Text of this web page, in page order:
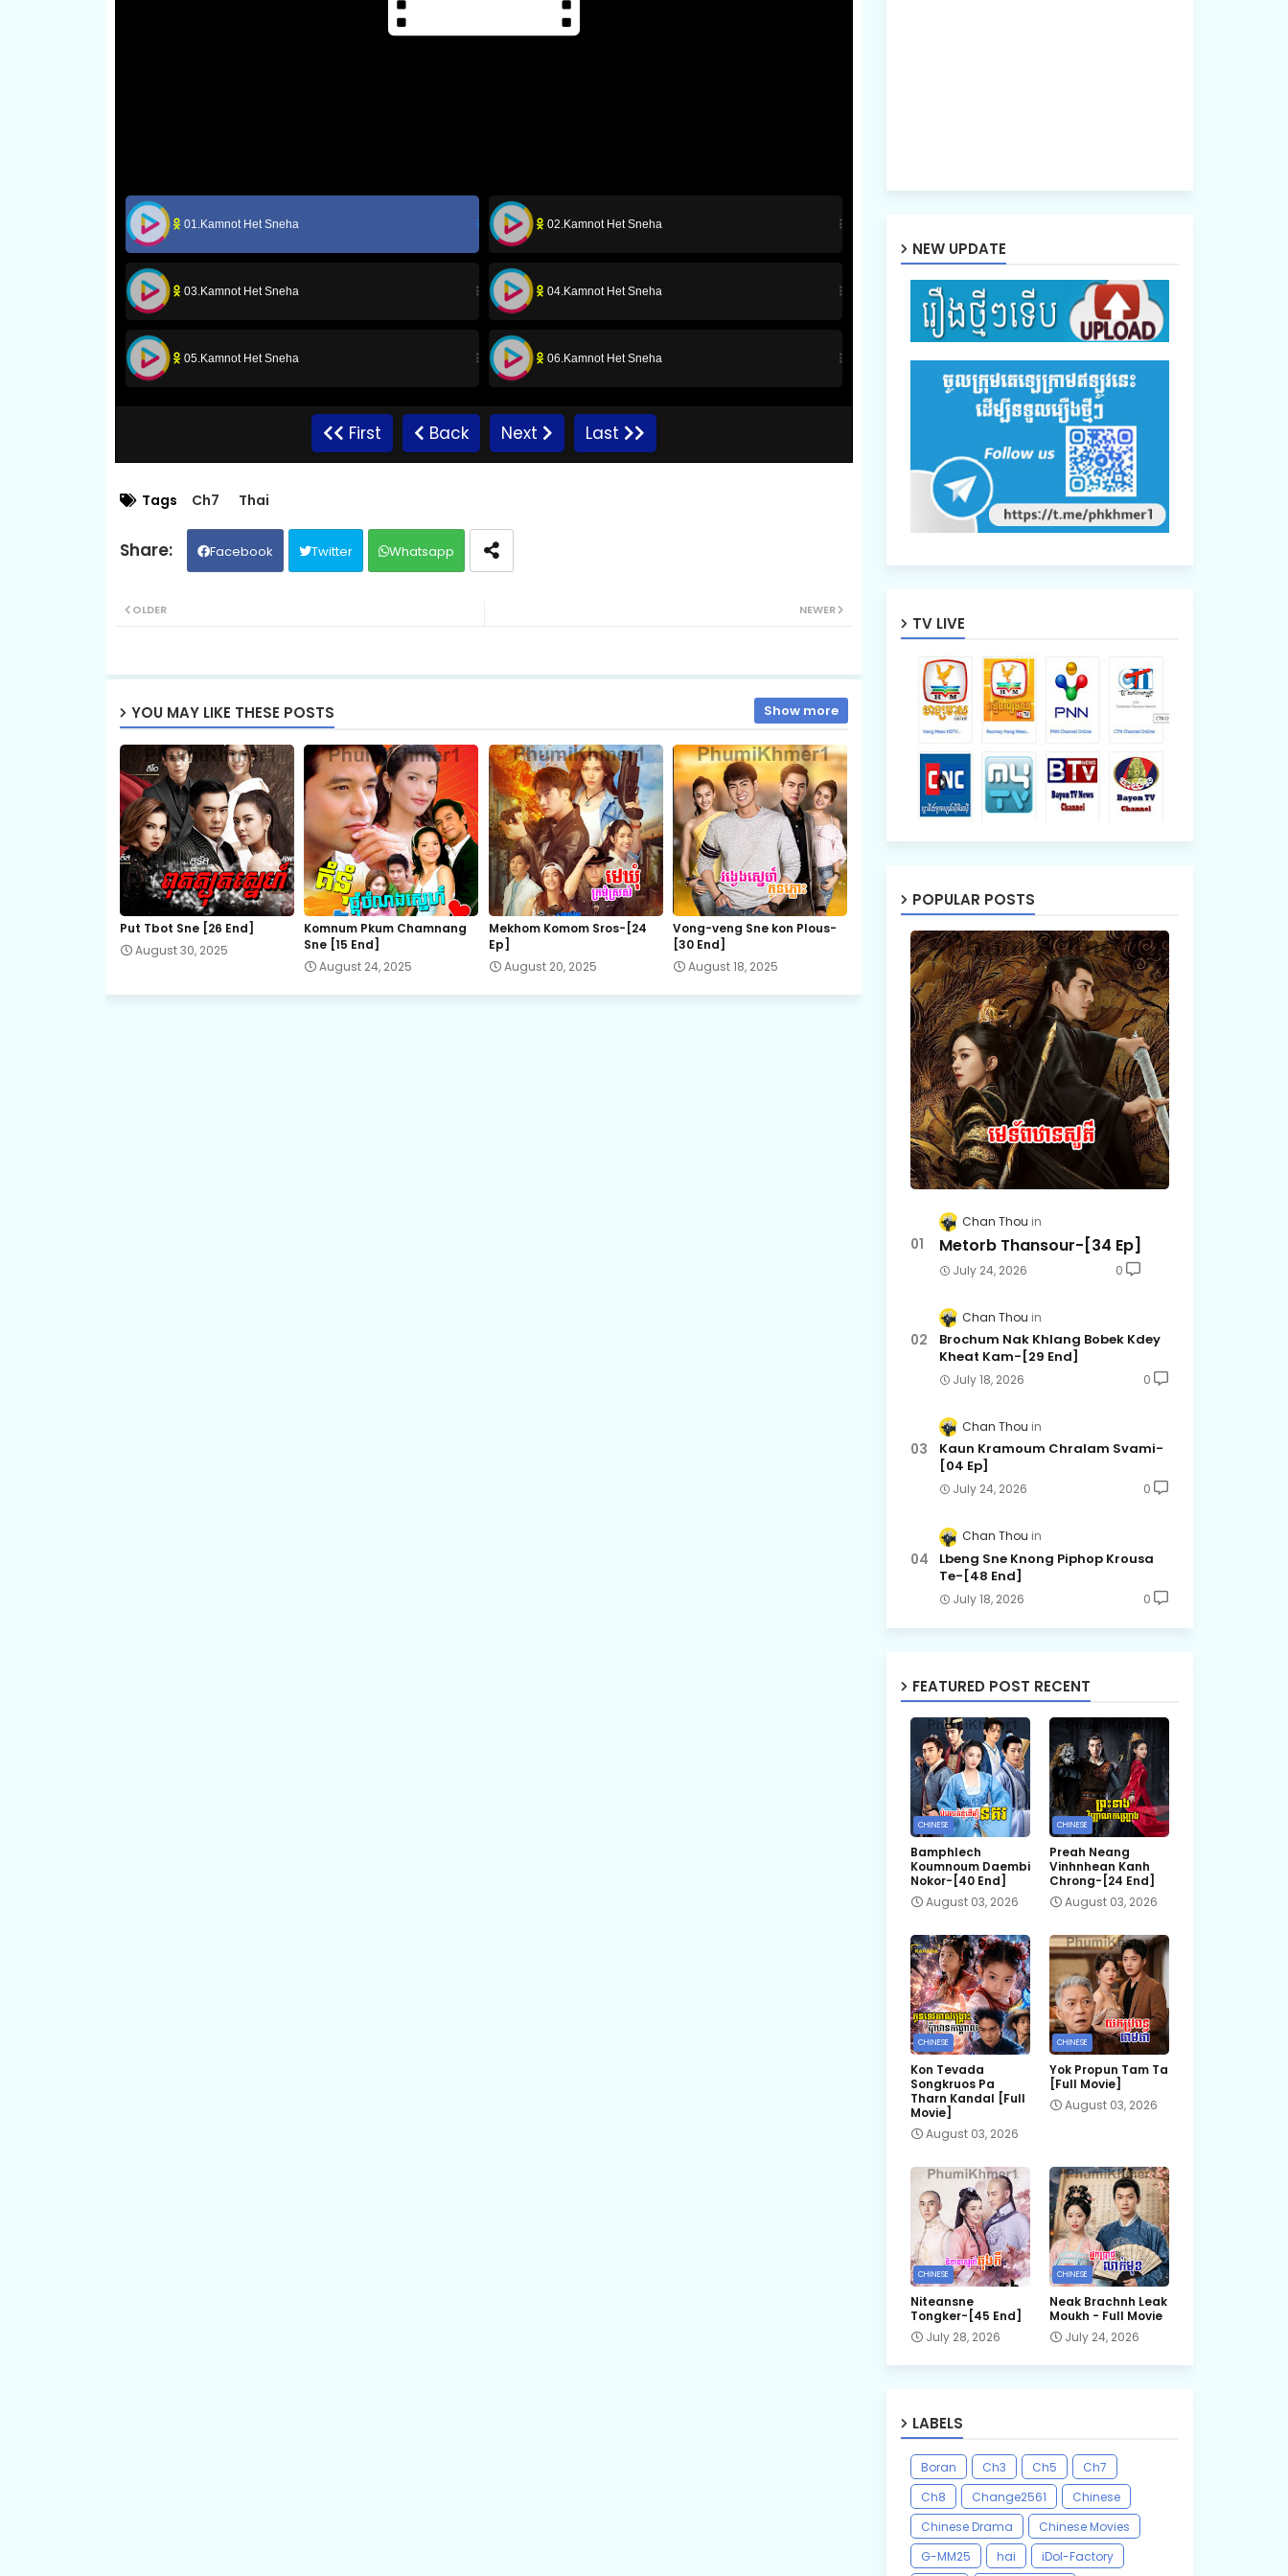
01.Kamnot Het Sneha 02.Kamnot Het Sneha
03.Kamnot Het Sneha 04.Kamnot Het Sneha
05.Kamnot Het Sneha 06.Kamnot Het Sneha
08.Kamnot Het Sneha
09.Kamnot Het Sneha
11.Kamnot Het Sneha
17.Kamnot Het Sneha 18.Kamnot Het Sneha
19.Kamnot Het Sneha 20.Kamnot Het Sneha
21.Kamnot Het Sneha 22.Kamnot Het Sneha
24.Kamnot Het Sneha
First Back Next Last
Tags Ch7 Thai
Facebook Twitter Whatsapp
NEWER
OLDER
YOU MAY LIKE THESE POSTS Show more
Put Tbot Sne [26 End]
August 30, 2025
Komnum Pkum Chamnang
Sne [15 End]
August 24, 2025
Mekhom Komom Sros-[24
Ep]
August 20, 2025
Vong-veng Sne kon Plous-
[30 End]
August 18, 2025
NEW UPDATE
TV LIVE
POPULAR POSTS
Chan Thou
Metorb Thansour-[34 Ep]
July 24, 2026 0
Chan Thou
Brochum Nak Khlang Bobek Kdey
Kheat Kam-[29 End]
July 18, 2026 0
Chan Thou
Kaun Kramoum Chralam Svami-
[04 Ep]
July 24, 2026 0
Chan Thou
Lbeng Sne Knong Piphop Krousa
Te-[48 End]
July 18, 2026 0
FEATURED POST RECENT
CHINESE
Bamphlech
Koumnoum Daembi
Nokor-[40 End]
August 03, 2026
CHINESE
Preah Neang
Vinhnhean Kanh
Chrong-[24 End]
August 03, 2026
CHINESE
Kon Tevada
Songkruos Pa
Tharn Kandal [Full
Movie]
August 03, 2026
CHINESE
Yok Propun Tam Ta
[Full Movie]
August 03, 2026
CHINESE
Niteansne
Tongker-[45 End]
July 28, 2026
CHINESE
Neak Brachnh Leak​
Moukh - Full Movie
July 24, 2026
LABELS
Boran Ch3 Ch5
Ch7
Ch8
Change2561
Chinese
Chinese Drama
Chinese Movies
G-MM25
hai iDol-Factory